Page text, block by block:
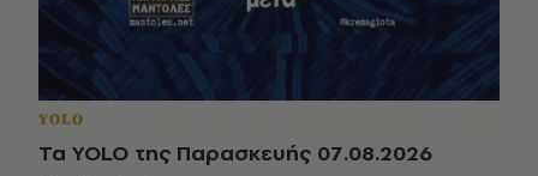
YOLO
Τα YOLO της Παρασκευής 07.08.2026